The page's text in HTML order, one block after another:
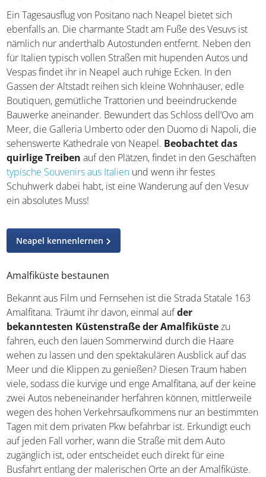
Ein Tagesausflug von Positano nach Neapel bietet sich
ebenfalls an. Die charmante Stadt am Fuße des Vesuvs ist
nämlich nur anderthalb Autostunden entfernt. Neben den
für Italien typisch vollen Straßen mit hupenden Autos und
Vespas findet ihr in Neapel auch ruhige Ecken. In den
Gassen der Altstadt reihen sich kleine Wohnhäuser, edle
Boutiquen, gemütliche Trattorien und beeindruckende
Bauwerke aneinander. Bewundert das Schloss dell’Ovo am
Meer, die Galleria Umberto oder den Duomo di Napoli, die
sehenswerte Kathedrale von Neapel. Beobachtet das
quirlige Treiben auf den Plätzen, findet in den Geschäften
typische Souvenirs aus Italien und wenn ihr festes
Schuhwerk dabei habt, ist eine Wanderung auf den Vesuv
ein absolutes Muss!
Neapel kennenlernen
Amalfiküste bestaunen
Bekannt aus Film und Fernsehen ist die Strada Statale 163
Amalfitana. Träumt ihr davon, einmal aufder
bekanntesten Küstenstraße der Amalfiküstezu
fahren, euch den lauen Sommerwind durch die Haare
wehen zu lassen und den spektakulären Ausblick auf das
Meer und die Klippen zu genießen? Diesen Traum haben
viele, sodass die kurvige und enge Amalfitana, auf der keine
zwei Autos nebeneinander herfahren können, mittlerweile
wegen des hohen Verkehrsaufkommens nur an bestimmten
Tagen mit dem privaten Pkw befahrbar ist. Erkundigt euch
auf jeden Fall vorher, wann die Straße mit dem Auto
zugänglich ist, oder entscheidet euch direkt für eine
Busfahrt entlang der malerischen Orte an der Amalfiküste.